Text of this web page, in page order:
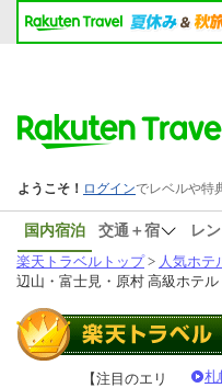
国内宿泊 交通＋宿 レ
楽天トラベルトップ> 人気ホテ
辺山・富士見・原村 高級ホテ
【注目のエリ
札